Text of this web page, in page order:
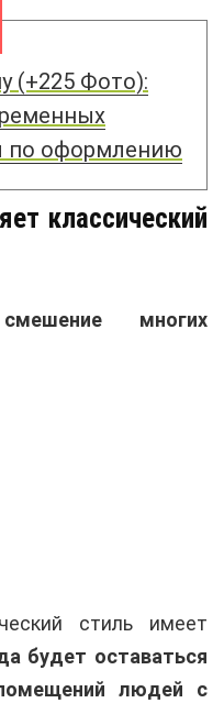
(+225 Фото):
по оформлению
классический
смешение многих
стиль имеет
будет оставаться
людей с